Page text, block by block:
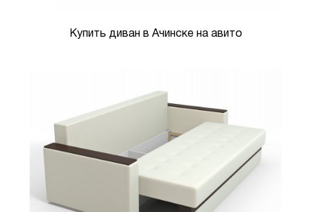
Купить диван в Ачинске на авито